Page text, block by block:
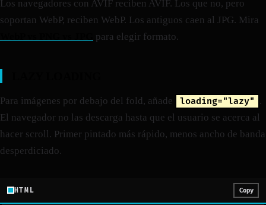
Los navegadores con AVIF reciben AVIF. Los que no, pero
soportan WebP, reciben WebP. Los antiguos caen al JPG. Mira
para elegir formato.
Para imágenes por debajo del fold, añade loading="lazy"
.
El navegador no las descarga hasta que el usuario se acerca al
hacer scroll. Primer pintado más rápido, menos ancho de banda
desperdiciado.
HTML Copy